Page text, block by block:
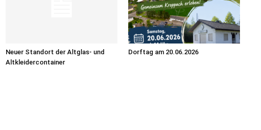
Neuer Standort der Altglas- und
Altkleidercontainer
Dorftag am 20.06.2026